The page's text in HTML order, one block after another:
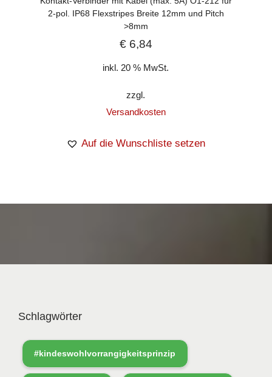
2-pol. IP68 Flexstripes Breite 12mm und Pitch
>8mm
€6,84
inkl. 20 % MwSt.
zzgl.
Versandkosten
Auf die Wunschliste setzen
Schlagwörter
#kindeswohlvorrangigkeitsprinzip